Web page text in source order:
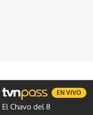
GENTE TVN
El Chavo del 8
EN VIVO